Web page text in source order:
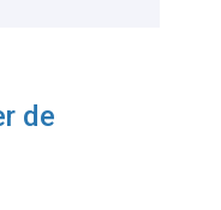
de